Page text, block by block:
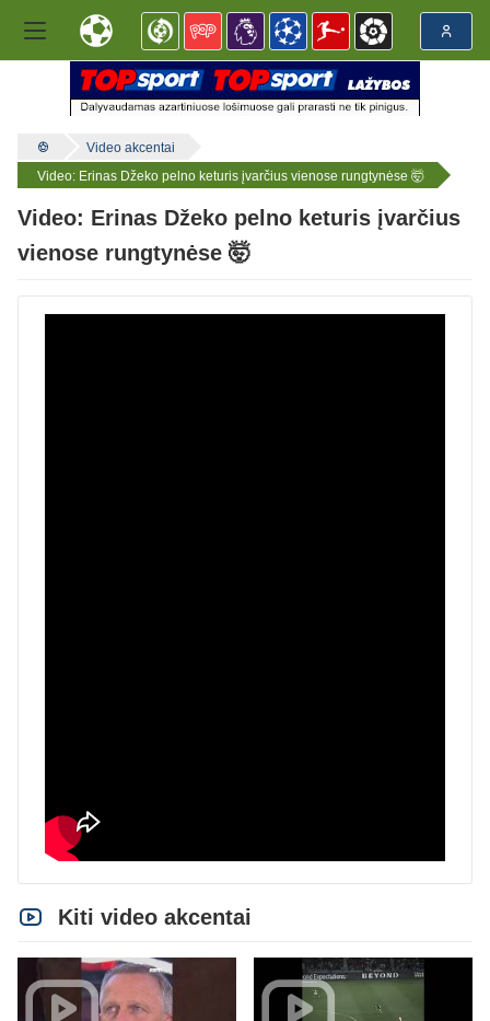
Video akcentai
Video: Erinas Džeko pelno keturis įvarčius vienose rungtynėse 🤯
Video: Erinas Džeko pelno keturis įvarčius
vienose rungtynėse 🤯
Kiti video akcentai